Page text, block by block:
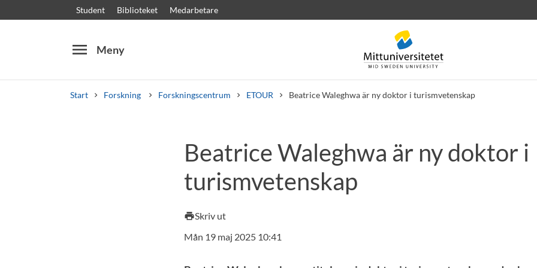
Student Biblioteket Medarbetare
menu Meny
Start Forskning Forskningscentrum ETOUR Beatrice Waleghwa är ny doktor i turismvetenskap
KursplanerVälkomstbrevPersonalLediga jobb
Beatrice Waleghwa är ny doktor i
turismvetenskap
printSkriv ut
Mån 19 maj 2025 10:41